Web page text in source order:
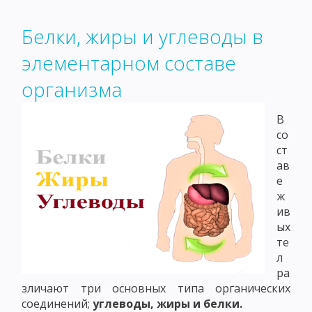
Белки, жиры и углеводы в
элементарном составе
организма
В
со
ст
ав
е
ж
ив
ых
те
л
ра
зличают три основных типа органических
соединений; углеводы, жиры и белки.